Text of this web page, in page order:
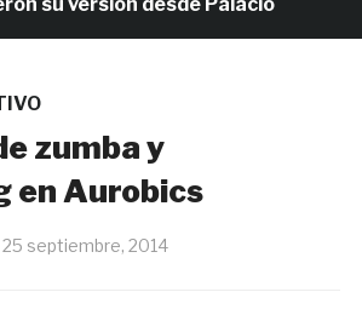
zumba y
en Aurobics
25 septiembre, 2014